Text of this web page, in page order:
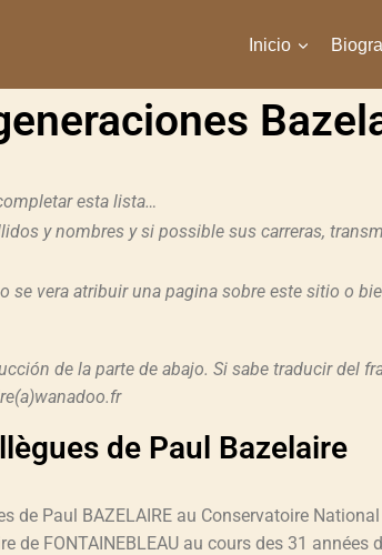
Inicio
esta lista…
y nombres y si possible sus carreras,
se vera atribuir una pagina sobre este sitio o
de la parte de abajo. Si sabe traducir del
de Paul Bazelaire
de Paul BAZELAIRE au Conservatoire
de FONTAINEBLEAU au cours des 31 années